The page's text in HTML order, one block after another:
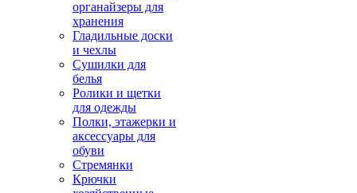
органайзеры для
хранения
Гладильные доски
и чехлы
Сушилки для
белья
Ролики и щетки
для одежды
Полки, этажерки и
аксессуары для
обуви
Стремянки
Крючки